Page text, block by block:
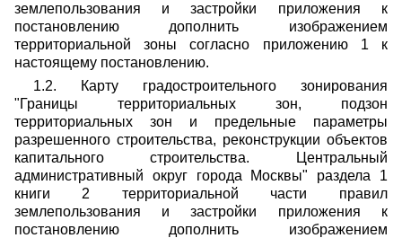
землепользования и застройки приложения к
постановлению дополнить изображением
территориальной зоны согласно приложению 1 к
настоящему постановлению.
1.2. Карту градостроительного зонирования
"Границы территориальных зон, подзон
территориальных зон и предельные параметры
разрешенного строительства, реконструкции объектов
капитального строительства. Центральный
административный округ города Москвы" раздела 1
книги 2 территориальной части правил
землепользования и застройки приложения к
постановлению дополнить изображением